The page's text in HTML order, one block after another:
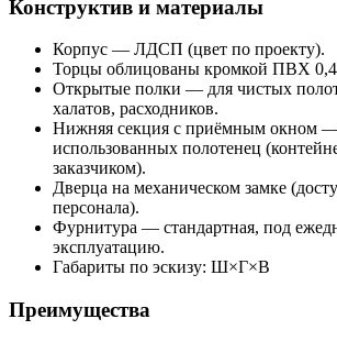
Конструктив и материалы
Корпус — ЛДСП (цвет по проекту).
Торцы облицованы кромкой ПВХ
Открытые полки — для чистых
халатов, расходников.
Нижняя секция с приёмным окном —
использованных полотенец
заказчиком).
Дверца на механическом замке
персонала).
Фурнитура — стандартная, под
эксплуатацию.
Габариты по эскизу: Ш×Г×В
Преимущества